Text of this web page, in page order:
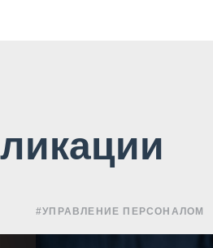
#УПРАВЛЕНИЕ ПЕРСОНАЛОМ